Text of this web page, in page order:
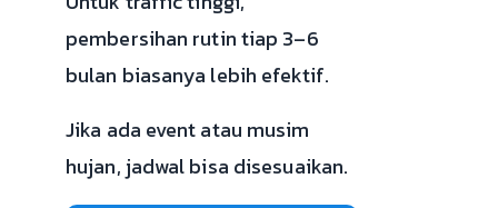
pembersihan rutin tiap 3–6
bulan biasanya lebih efektif.
Jika ada event atau musim
hujan, jadwal bisa disesuaikan.